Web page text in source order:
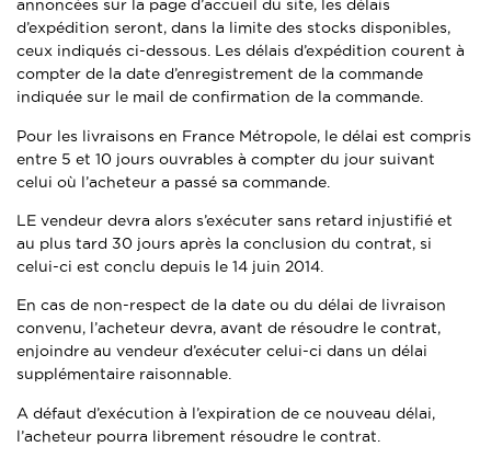
annoncées sur la page d’accueil du site, les délais
d’expédition seront, dans la limite des stocks disponibles,
ceux indiqués ci-dessous. Les délais d’expédition courent à
compter de la date d’enregistrement de la commande
indiquée sur le mail de confirmation de la commande.
Pour les livraisons en France Métropole, le délai est compris
entre 5 et 10 jours ouvrables à compter du jour suivant
celui où l’acheteur a passé sa commande.
LE vendeur devra alors s’exécuter sans retard injustifié et
au plus tard 30 jours après la conclusion du contrat, si
celui-ci est conclu depuis le 14 juin 2014.
En cas de non-respect de la date ou du délai de livraison
convenu, l’acheteur devra, avant de résoudre le contrat,
enjoindre au vendeur d’exécuter celui-ci dans un délai
supplémentaire raisonnable.
A défaut d’exécution à l’expiration de ce nouveau délai,
l’acheteur pourra librement résoudre le contrat.